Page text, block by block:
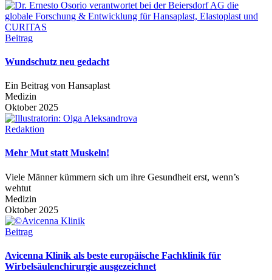
Beitrag
Wundschutz neu gedacht
Ein Beitrag von Hansaplast
Medizin
Oktober 2025
Redaktion
Mehr Mut statt Muskeln!
Viele Männer kümmern sich um ihre Gesundheit erst, wenn’s
wehtut
Medizin
Oktober 2025
Beitrag
Avicenna Klinik als beste europäische Fachklinik für
Wirbelsäulenchirurgie ausgezeichnet